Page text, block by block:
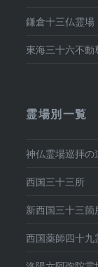
鎌倉十三仏霊場
東海三十六不動
霊場別一覧
神仏霊場巡拝の
西国三十三所
新西国三十三箇
西国薬師四十九